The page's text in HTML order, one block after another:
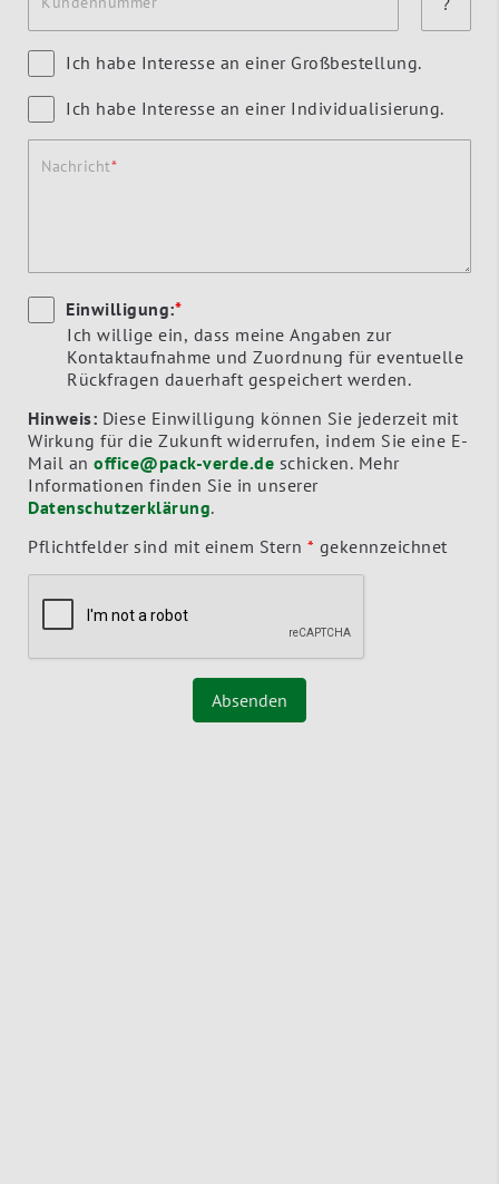
Ich habe Interesse an einer Großbestellung.
Ich habe Interesse an einer Individualisierung.
Nachricht
Einwilligung:*
Ich willige ein, dass meine Angaben zur
Kontaktaufnahme und Zuordnung für eventuelle
Rückfragen dauerhaft gespeichert werden.
Hinweis: Diese Einwilligung können Sie jederzeit mit
Wirkung für die Zukunft widerrufen, indem Sie eine E-
Mail an office@pack-verde.de
Informationen finden Sie in unserer
Datenschutzerklärung.
Pflichtfelder sind mit einem Stern * gekennzeichnet
Absenden